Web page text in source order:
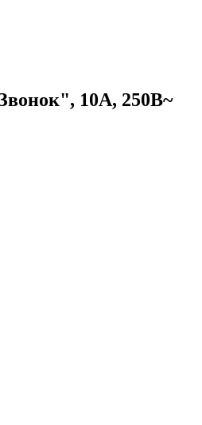
10А, 250В~